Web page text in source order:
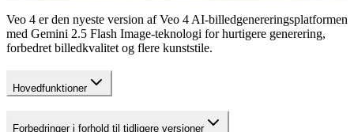
Veo 4 er den nyeste version af Veo 4 AI-billedgenereringsplatformen
med Gemini 2.5 Flash Image-teknologi for hurtigere generering,
forbedret billedkvalitet og flere kunststile.
Hovedfunktioner
Forbedringer i forhold til tidligere versioner